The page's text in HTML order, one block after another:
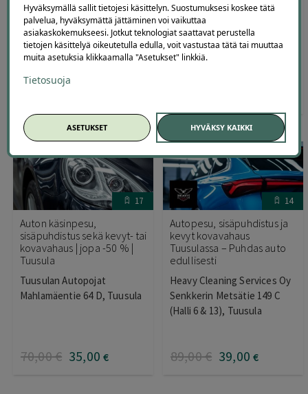
Fix Car Vantaa Uutiskuja 1
(Talli 28), Vantaa
Mcfix Simonkylä, Vantaa
17
Auton käsinpesu,
sisäpuhdistus sekä kevyt- tai
kovavahaus | jopa -50 % |
Tuusula
Tuusulan Autopojat
Mahlamäentie 64 D, Tuusula
70,00€ 35,00 €
14
Autopesu, sisäpuhdistus ja
kevyt kovavahaus
Tuusulassa – Puhdas auto
edullisesti
Heavy Cleaning Services Oy
Senkkerin Metsätie 149 C
(Halli 6 & 13), Tuusula
89,00€ 39,00 €
Hyväksymällä sallit tietojesi käsittelyn. Suostumuksesi koskee tätä
palvelua, hyväksymättä jättäminen voi vaikuttaa
asiakaskokemukseesi. Jotkut teknologiat saattavat perustella
tietojen käsittelyä oikeutetulla edulla, voit vastustaa tätä tai muuttaa
muita asetuksia klikkaamalla "Asetukset" linkkiä.
Tietosuoja
ASETUKSET HYVÄKSY KAIKKI